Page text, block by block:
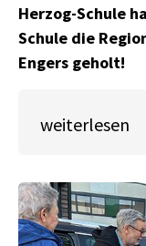
Herzog-Schule
Schule die
Engers geholt!
weiterlesen